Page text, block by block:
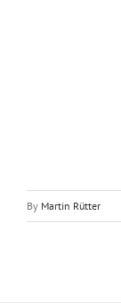
By Martin Rütter